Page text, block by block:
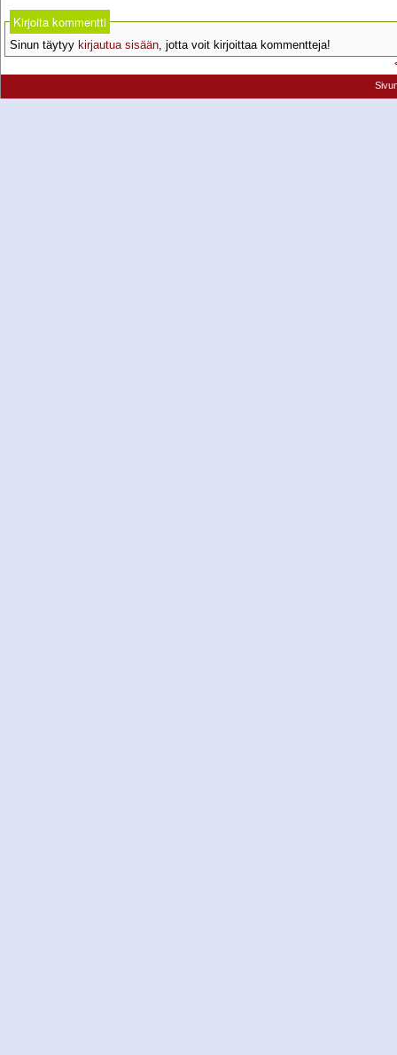
Kirjoita kommentti
Sinun täytyy kirjautua sisään, jotta voit kirjoittaa kommentteja!